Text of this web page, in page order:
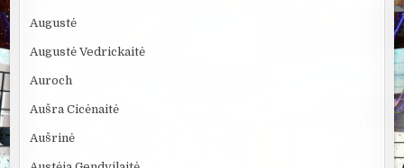
Augustė
Augustė Vedrickaitė
Auroch
Aušra Cicėnaitė
Aušrinė